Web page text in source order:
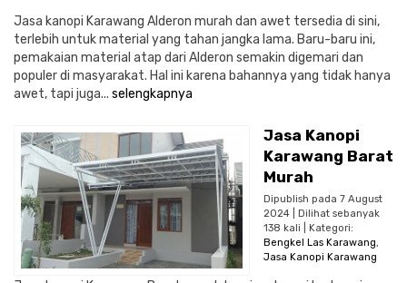
Jasa kanopi Karawang Alderon murah dan awet tersedia di sini,
terlebih untuk material yang tahan jangka lama. Baru-baru ini,
pemakaian material atap dari Alderon semakin digemari dan
populer di masyarakat. Hal ini karena bahannya yang tidak hanya
awet, tapi juga... selengkapnya
Jasa Kanopi
Karawang Barat
Murah
Dipublish pada 7 August
2024 | Dilihat sebanyak
138 kali | Kategori:
Bengkel Las Karawang,
Jasa Kanopi Karawang